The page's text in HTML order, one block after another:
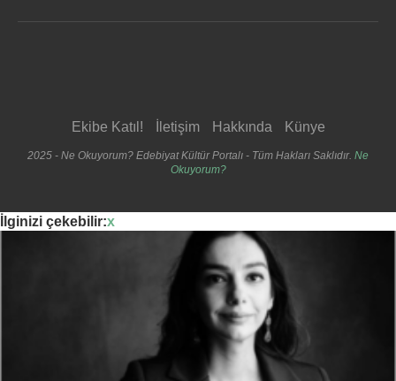
Ekibe Katıl! İletişim Hakkında Künye
2025 - Ne Okuyorum? Edebiyat Kültür Portalı - Tüm Hakları Saklıdır. Ne
Okuyorum?
İlginizi çekebilir:x